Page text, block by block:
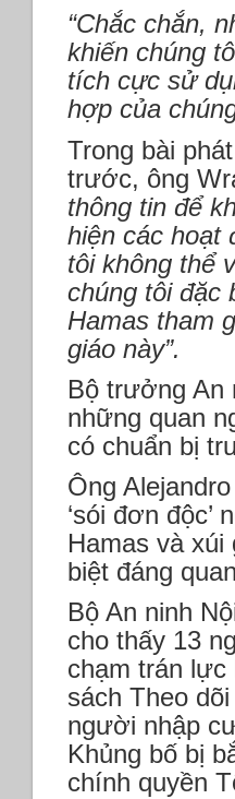
“Chắc chắn,
khiến chúng
tích cực sử
hợp của
Trong bài
trước, ông
thông tin để
hiện các hoạt
tôi không thể
chúng tôi đặc
Hamas tham
giáo này”.
Bộ trưởng An
những quan
có chuẩn bị
Ông
‘sói đơn
Hamas và
biệt đáng
Bộ An ninh
cho thấy 13
chạm trán lực
sách Theo
người nhập
Khủng bố bị
chính quyền